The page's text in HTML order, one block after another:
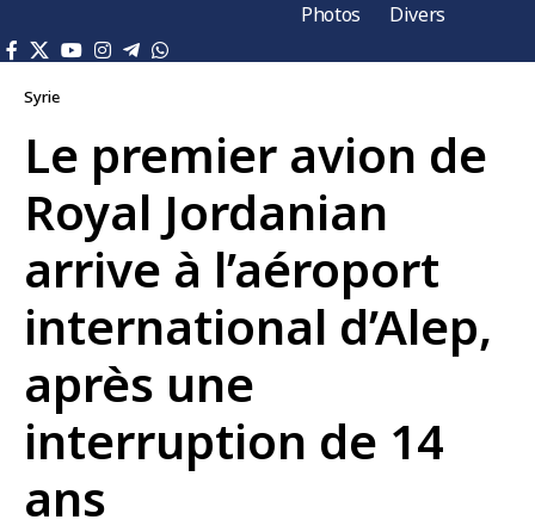
Photos
Divers
Syrie
Le premier avion de
Royal Jordanian
arrive à l’aéroport
international d’Alep,
après une
interruption de 14
ans